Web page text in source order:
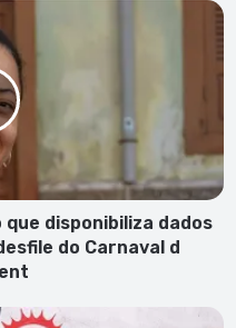
disponibiliza dados
do Carnaval d